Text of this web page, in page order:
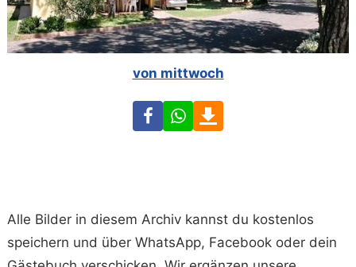
von mittwoch
FacebookWhatsApp
Alle Bilder in diesem Archiv kannst du kostenlos
speichern und über WhatsApp, Facebook oder dein